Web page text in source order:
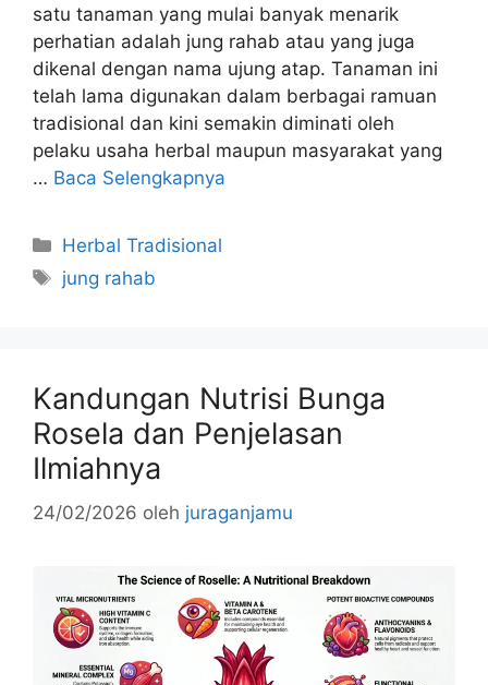
satu tanaman yang mulai banyak menarik
perhatian adalah jung rahab atau yang juga
dikenal dengan nama ujung atap. Tanaman ini
telah lama digunakan dalam berbagai ramuan
tradisional dan kini semakin diminati oleh
pelaku usaha herbal maupun masyarakat yang
… Baca Selengkapnya
Kategori
Herbal Tradisional
Tag
jung rahab
Kandungan Nutrisi Bunga
Rosela dan Penjelasan
Ilmiahnya
24/02/2026 oleh juraganjamu